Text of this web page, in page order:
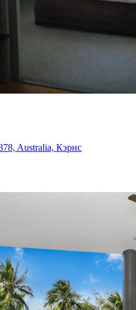
Australia, Кэрнс